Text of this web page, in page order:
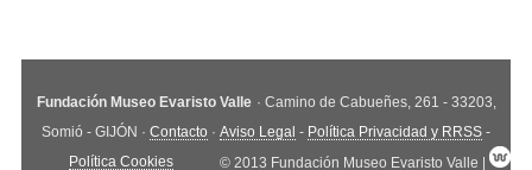
Fundación Museo Evaristo Valle · Camino de Cabueñes, 261 - 33203,
Somió - GIJÓN · Contacto · Aviso Legal - Política Privacidad y RRSS -
Política Cookies © 2013 Fundación Museo Evaristo Valle |